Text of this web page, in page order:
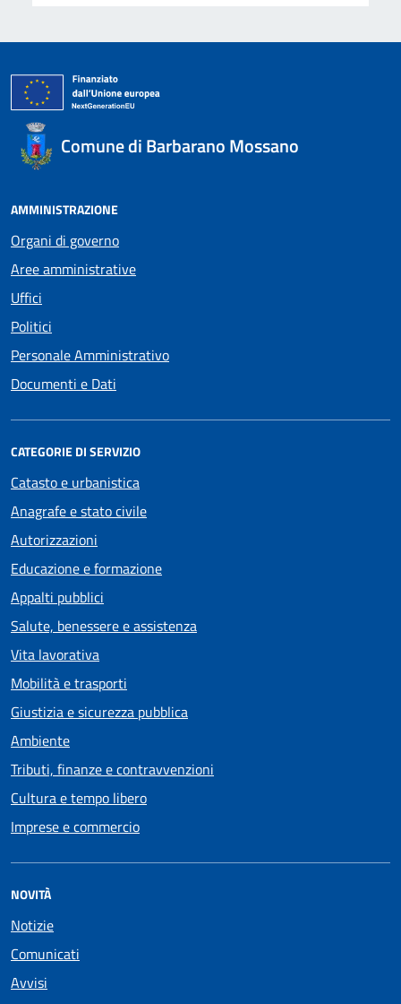
Comune di Barbarano Mossano
AMMINISTRAZIONE
Organi di governo
Aree amministrative
Uffici
Politici
Personale Amministrativo
Documenti e Dati
CATEGORIE DI SERVIZIO
Catasto e urbanistica
Anagrafe e stato civile
Autorizzazioni
Educazione e formazione
Appalti pubblici
Salute, benessere e assistenza
Vita lavorativa
Mobilità e trasporti
Giustizia e sicurezza pubblica
Ambiente
Tributi, finanze e contravvenzioni
Cultura e tempo libero
Imprese e commercio
NOVITÀ
Notizie
Comunicati
Avvisi